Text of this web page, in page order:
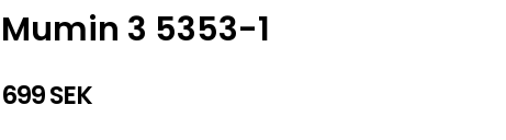
Mumin 3 5353-1
699 SEK